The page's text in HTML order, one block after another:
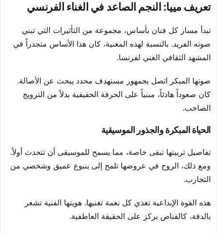
تعريف مييا: النجم الصاعد في الغناء الفرنسي
تبدأ مسار كل فنان بأساس، مجموعة من التأثيرات التي تبني
صوته الفريد. بالنسبة لهذه المغنية، كان هذا الأساس متجذراً في
المشهد الثقافي الغني لفرنسا.
صوتها المبكر اتصل بجمهور مستهدف محدد يبحث عن الأصالة.
كان صعوداً هادئاً، مبنياً على الحرفة الحقيقية بدلاً من الترويج
الصاخب.
الحياة المبكرة والجذور الموسيقية
تفاصيل تربيتها تبقى خاصة، مما يسمح للموسيقى أن تتحدث أولاً.
ومع ذلك، الروح في عروضها تلمح إلى ينبوع عميق وشخصي من
التجارب.
هذه القوة الإبداعية تغذي كل نغمة تغنيها. هويتها الفنية تشعر
بالدقة، كالقناص يركز على الحقيقة العاطفية.